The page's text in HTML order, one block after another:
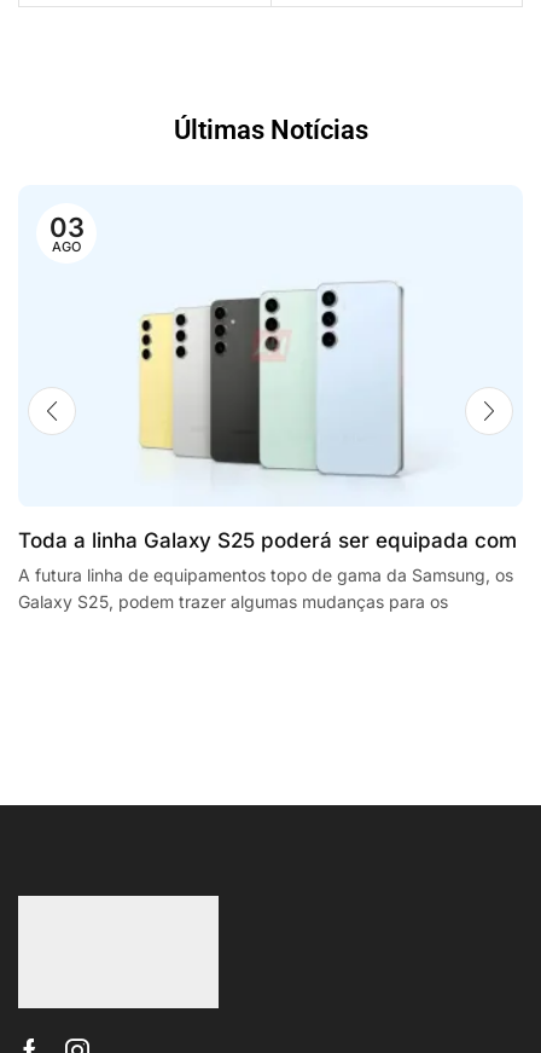
Últimas Notícias
03
AGO
Toda a linha Galaxy S25 poderá ser equipada com
processadores SnapdragonSegway Ninebot E2,
F2 Plus, and MaxG2 e-scooters review
A futura linha de equipamentos topo de gama da Samsung, os
Galaxy S25, podem trazer algumas mudanças para os